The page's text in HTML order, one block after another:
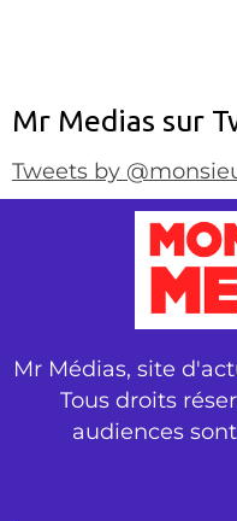
Mr Medias sur
Tweets by
Mr Médias, site
Tous droits
audiences